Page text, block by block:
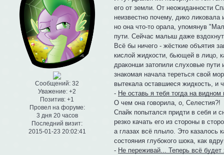
Сообщений: 32
Уважение: +2
Позитив: +1
Провел на форуме:
3 дня 20 часов
Последний визит:
2015-01-23 20:02:41
его от земли. От неожиданности
неизвестно почему, дико
но она что-то орала, упомянув
пути. Сейчас малыш даже
Всё бы ничего - жёсткие объятия
кислой жидкости, бьющей в лицо,
драконши затопили слуховые пути
знакомая начала тереться свой
вытекала оставшиеся жидкость, и
- Не оставь я тебя тогда на
О чем она говорила, о, Селестия?!
Спайк попытался придти в себя и
резко качать его из стороны в
а глазах всё плыло. Это казалось
состояния глубокого шока, как
- Не переживай... Теперь всё